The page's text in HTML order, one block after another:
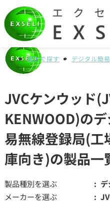
種別で探す デジタル簡
JVCケンウッド
KENWOOD)の
易無線登録局(工
庫向き)の製品一
製品種別を選ぶ
メーカーを選ぶ